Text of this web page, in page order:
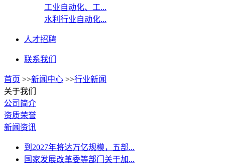
工业自动化、工...
水利行业自动化...
人才招聘
联系我们
首页 >>新闻中心 >>行业新闻
关于我们
公司简介
资质荣誉
新闻资讯
到2027年将达万亿规模，五部...
国家发展改革委等部门关于加...